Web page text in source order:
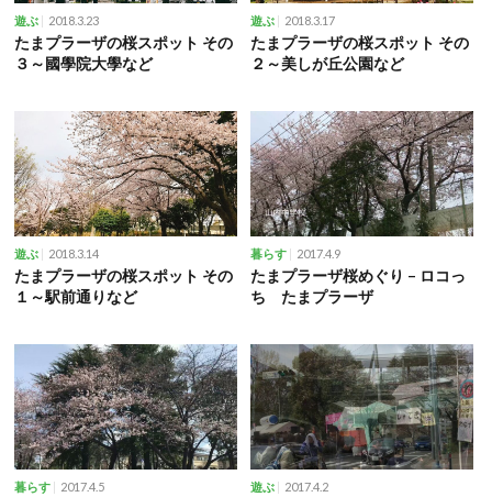
遊ぶ 2018.3.23
たまプラーザの桜スポット その
３～國學院大學など
遊ぶ 2018.3.17
たまプラーザの桜スポット その
２～美しが丘公園など
遊ぶ 2018.3.14
たまプラーザの桜スポット その
１～駅前通りなど
暮らす 2017.4.9
たまプラーザ桜めぐり – ロコっ
ち たまプラーザ
暮らす 2017.4.5 遊ぶ 2017.4.2